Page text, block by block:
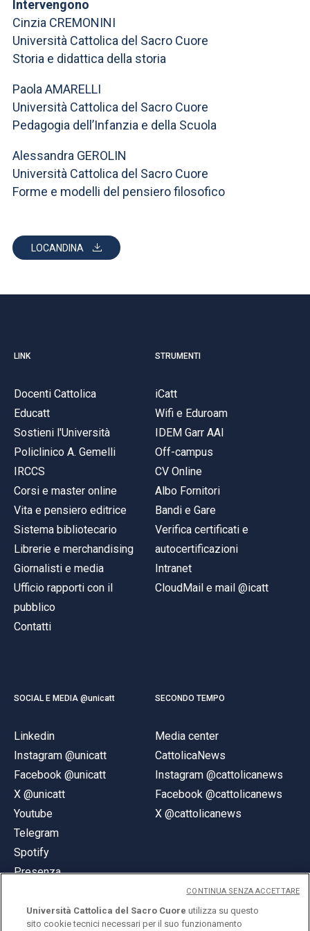
SEI UN DOCENTE O UN MEMBRO DELLO STAFF
Intervengono
Cinzia CREMONINI
Università Cattolica del Sacro Cuore
Storia e didattica della storia
Paola AMARELLI
Università Cattolica del Sacro Cuore
Pedagogia dell’Infanzia e della Scuola
Alessandra GEROLIN
Università Cattolica del Sacro Cuore
Forme e modelli del pensiero filosofico
LOCANDINA
LINK
Docenti Cattolica
Educatt
Sostieni l'Università
Policlinico A. Gemelli
IRCCS
Corsi e master online
Vita e pensiero editrice
Sistema bibliotecario
Librerie e merchandising
Giornalisti e media
Ufficio rapporti con il
pubblico
Contatti
STRUMENTI
iCatt
Wifi e Eduroam
IDEM Garr AAI
Off-campus
CV Online
Albo Fornitori
Bandi e Gare
Verifica certificati e
autocertificazioni
Intranet
CloudMail e mail @icatt
SOCIAL E MEDIA @unicatt
Linkedin
Instagram @unicatt
Facebook @unicatt
X @unicatt
Youtube
Telegram
Spotify
Presenza
SECONDO TEMPO
Media center
CattolicaNews
Instagram @cattolicanews
Facebook @cattolicanews
X @cattolicanews
Università Cattolica del Sacro Cuore utilizza su questo
sito cookie tecnici necessari per il suo funzionamento
CONTINUA SENZA ACCETTARE